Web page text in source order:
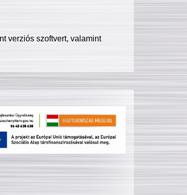
verziós szoftvert, valamint